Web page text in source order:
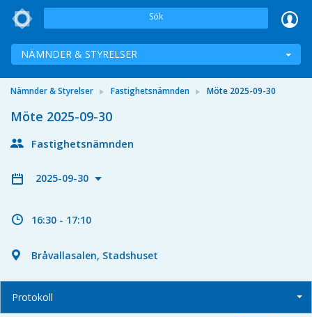
Sök
NÄMNDER & STYRELSER
Nämnder & Styrelser Fastighetsnämnden Möte 2025-09-30
Möte 2025-09-30
Fastighetsnämnden
2025-09-30
16:30 - 17:10
Bråvallasalen, Stadshuset
Protokoll